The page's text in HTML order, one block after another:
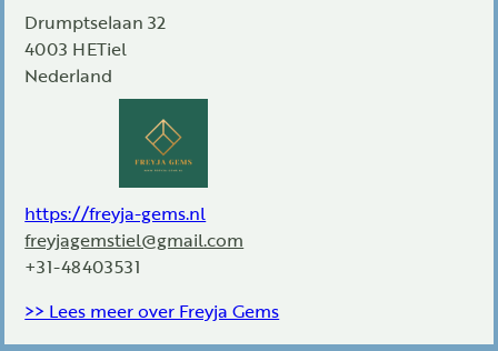
Drumptselaan 32
4003 HETiel
Nederland
https://freyja-gems.nl
freyjagemstiel@gmail.com
+31-48403531
>> Lees meer over Freyja Gems